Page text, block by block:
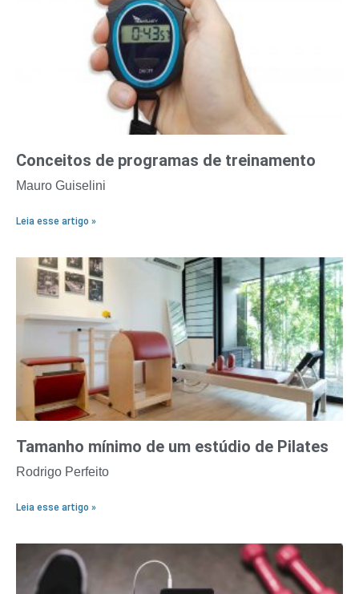
Conceitos de programas de treinamento
Mauro Guiselini
Leia esse artigo »
Tamanho mínimo de um estúdio de Pilates
Rodrigo Perfeito
Leia esse artigo »